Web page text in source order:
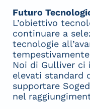
Futuro
L’obiettivo
continuare a
tecnologie
Noi di Gulliver ci
elevati standard
supportare
nel